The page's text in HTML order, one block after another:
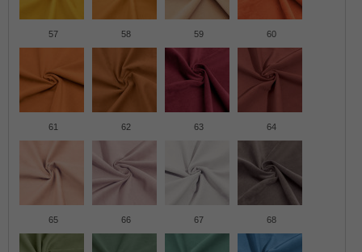
57 58 59 60
61 62 63 64
65 66 67 68